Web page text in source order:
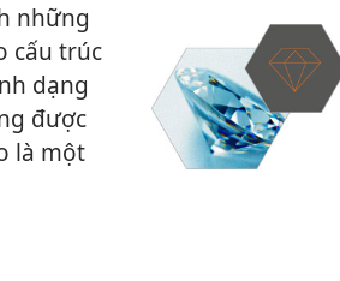
những
cấu trúc
dạng
được
là một